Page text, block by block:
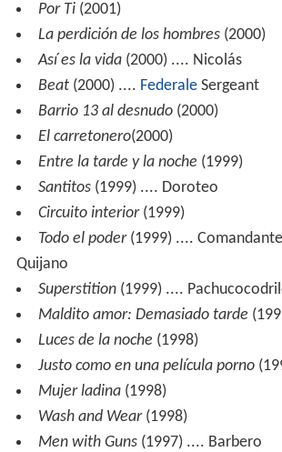
Por Ti(2001)
La perdición de los hombres(2000)
Así es la vida(2000) .... Nicolás
Beat(2000) .... FederaleSergeant
Barrio 13 al desnudo(2000)
El carretonero(2000)
Entre la tarde y la noche (1999)
Santitos(1999) .... Doroteo
Circuito interior(1999)
Todo el poder(1999) ....
Quijano
Superstition(1999) ....
Maldito amor: Demasiado tarde
Luces de la noche (1998)
Justo como en una película porno
Mujer ladina(1998)
Wash and Wear(1998)
Men with Guns(1997) .... Barbero